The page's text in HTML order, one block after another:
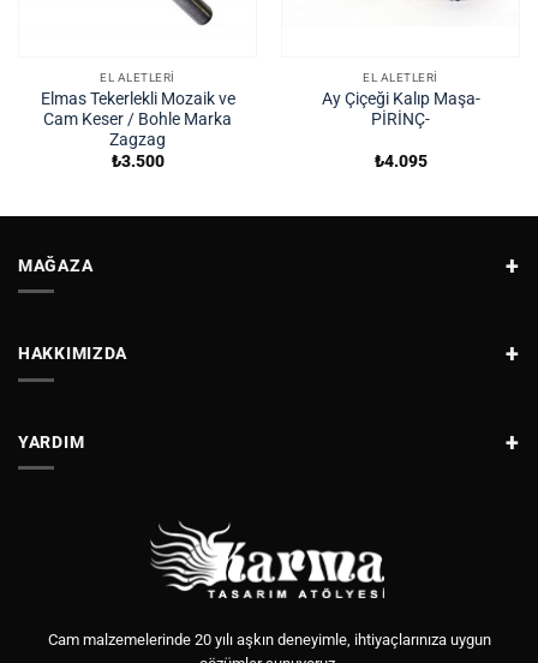
EL ALETLERI
Elmas Tekerlekli Mozaik ve
Cam Keser / Bohle Marka
Zagzag
₺3.500
EL ALETLERI
Ay Çiçeği Kalıp Maşa-
PİRİNÇ-
₺4.095
MAĞAZA
HAKKIMIZDA
YARDIM
Cam malzemelerinde 20 yılı aşkın deneyimle, ihtiyaçlarınıza uygun